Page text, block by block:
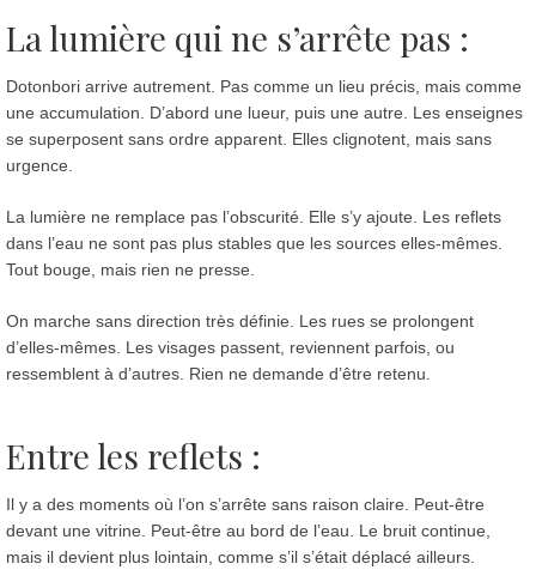
La lumière qui ne s’arrête pas :
Dotonbori arrive autrement. Pas comme un lieu précis, mais comme
une accumulation. D’abord une lueur, puis une autre. Les enseignes
se superposent sans ordre apparent. Elles clignotent, mais sans
urgence.
La lumière ne remplace pas l’obscurité. Elle s’y ajoute. Les reflets
dans l’eau ne sont pas plus stables que les sources elles-mêmes.
Tout bouge, mais rien ne presse.
On marche sans direction très définie. Les rues se prolongent
d’elles-mêmes. Les visages passent, reviennent parfois, ou
ressemblent à d’autres. Rien ne demande d’être retenu.
Entre les reflets :
Il y a des moments où l’on s’arrête sans raison claire. Peut-être
devant une vitrine. Peut-être au bord de l’eau. Le bruit continue,
mais il devient plus lointain, comme s’il s’était déplacé ailleurs.